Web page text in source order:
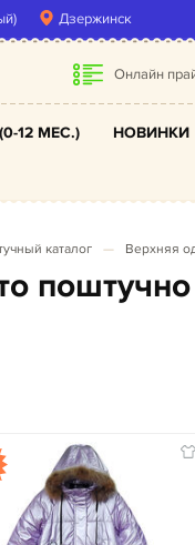
Онлайн
12 МЕС.) НОВИНКИ
Дзержинск
каталог Верхняя